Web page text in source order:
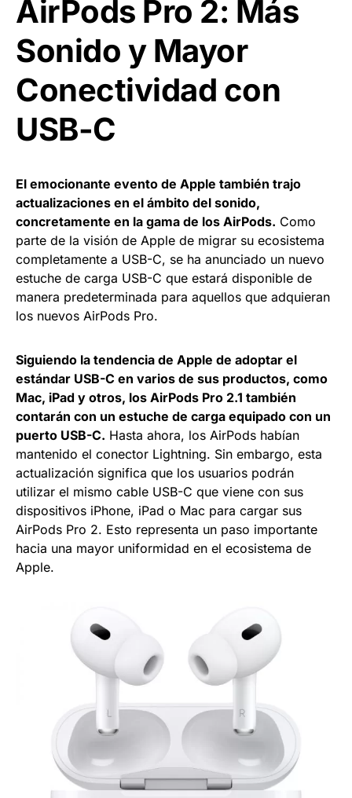
AirPods Pro 2: Más
Sonido y Mayor
Conectividad con
USB-C
El emocionante evento de Apple también trajo
actualizaciones en el ámbito del sonido,
concretamente en la gama de los AirPods. Como
parte de la visión de Apple de migrar su ecosistema
completamente a USB-C, se ha anunciado un nuevo
estuche de carga USB-C que estará disponible de
manera predeterminada para aquellos que adquieran
los nuevos AirPods Pro.
Siguiendo la tendencia de Apple de adoptar el
estándar USB-C en varios de sus productos, como
Mac, iPad y otros, los AirPods Pro 2.1 también
contarán con un estuche de carga equipado con un
puerto USB-C. Hasta ahora, los AirPods habían
mantenido el conector Lightning. Sin embargo, esta
actualización significa que los usuarios podrán
utilizar el mismo cable USB-C que viene con sus
dispositivos iPhone, iPad o Mac para cargar sus
AirPods Pro 2. Esto representa un paso importante
hacia una mayor uniformidad en el ecosistema de
Apple.